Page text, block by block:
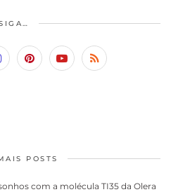
POSTS
com a molécula TI35 da Olera